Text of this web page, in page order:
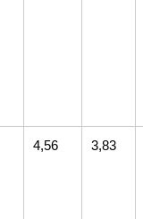
4,56 3,83